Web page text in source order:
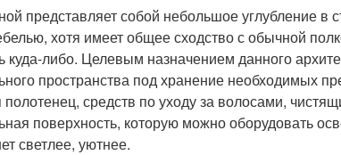
представляет собой небольшое углубление
хотя имеет общее сходство с обычной
куда-либо. Целевым назначением данного
пространства под хранение необходимых
средств по уходу за волосами,
поверхность, которую можно оборудовать
светлее, уютнее.